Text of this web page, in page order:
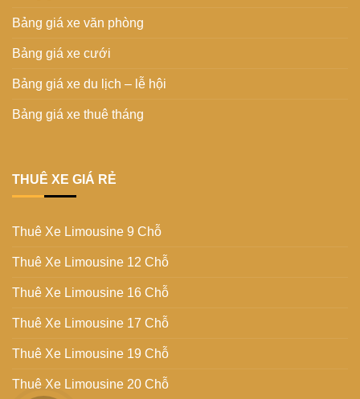
Bảng giá xe văn phòng
Bảng giá xe cưới
Bảng giá xe du lịch – lễ hội
Bảng giá xe thuê tháng
THUÊ XE GIÁ RẺ
Thuê Xe Limousine 9 Chỗ
Thuê Xe Limousine 12 Chỗ
Thuê Xe Limousine 16 Chỗ
Thuê Xe Limousine 17 Chỗ
Thuê Xe Limousine 19 Chỗ
Thuê Xe Limousine 20 Chỗ